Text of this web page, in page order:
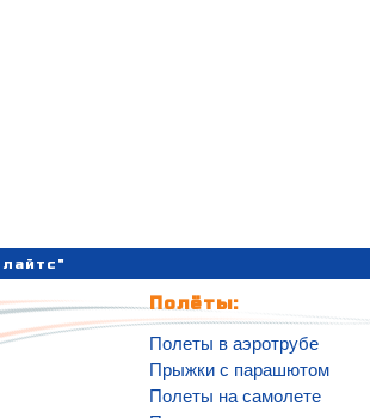
Полёты:
Полеты в аэротрубе
Прыжки с парашютом
Полеты на самолете